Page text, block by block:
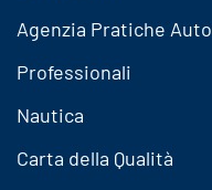
Agenzia Pratiche Auto
Professionali
Nautica
Carta della Qualità